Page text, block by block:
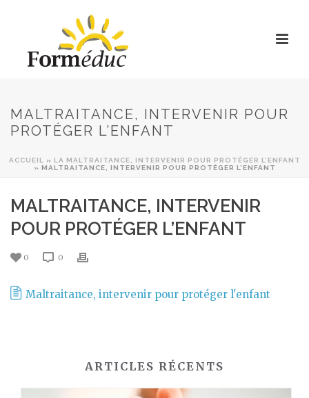
MALTRAITANCE, INTERVENIR POUR
PROTÉGER L’ENFANT
ACCUEIL » LA MALTRAITANCE, INTERVENIR POUR PROTÉGER L’ENFANT
» MALTRAITANCE, INTERVENIR POUR PROTÉGER L’ENFANT
MALTRAITANCE, INTERVENIR
POUR PROTÉGER L’ENFANT
0 0
Maltraitance, intervenir pour protéger l'enfant
ARTICLES RÉCENTS